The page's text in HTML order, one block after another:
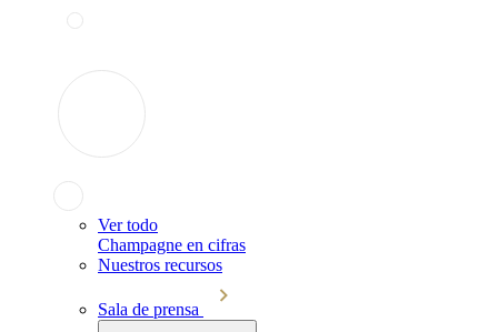
Ver todo
Champagne en cifras
Nuestros recursos
Sala de prensa